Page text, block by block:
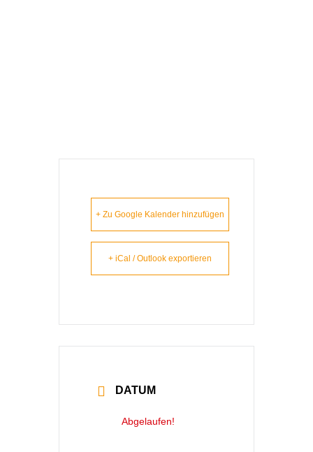
+ Zu Google Kalender hinzufügen
+ iCal / Outlook exportieren
DATUM
Abgelaufen!